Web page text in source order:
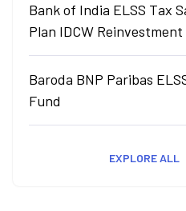
Bank of India ELSS Tax
Plan IDCW Reinvestment
Baroda BNP Paribas
Fund
EXPLORE ALL